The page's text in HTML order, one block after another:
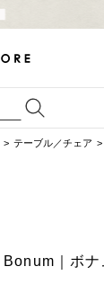
テーブル／チェア
Bonum｜ボナ